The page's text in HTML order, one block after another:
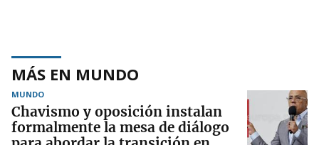
MÁS EN MUNDO
MUNDO
Chavismo y oposición instalan
formalmente la mesa de diálogo